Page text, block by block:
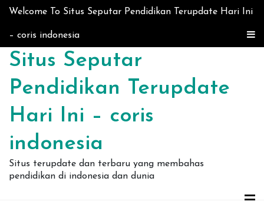
Skip to content
Welcome To Situs Seputar Pendidikan Terupdate Hari Ini
– coris indonesia
Situs Seputar
Pendidikan Terupdate
Hari Ini – coris
indonesia
Situs terupdate dan terbaru yang membahas
pendidikan di indonesia dan dunia